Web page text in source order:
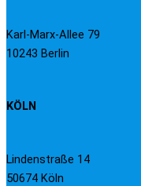
Karl-Marx-Allee 79
10243 Berlin
KÖLN
Lindenstraße 14
50674 Köln